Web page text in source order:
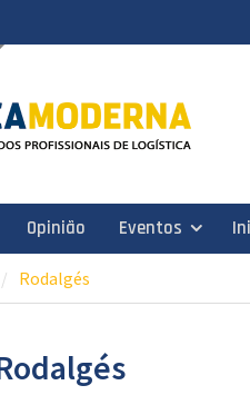
Opinião Eventos
Rodalgés